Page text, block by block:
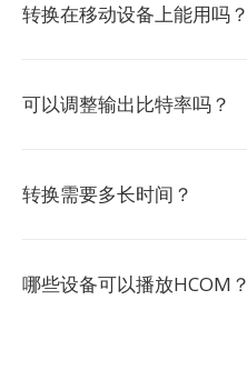
转换在移动设备上能用吗？
可以调整输出比特率吗？
转换需要多长时间？
哪些设备可以播放HCOM？